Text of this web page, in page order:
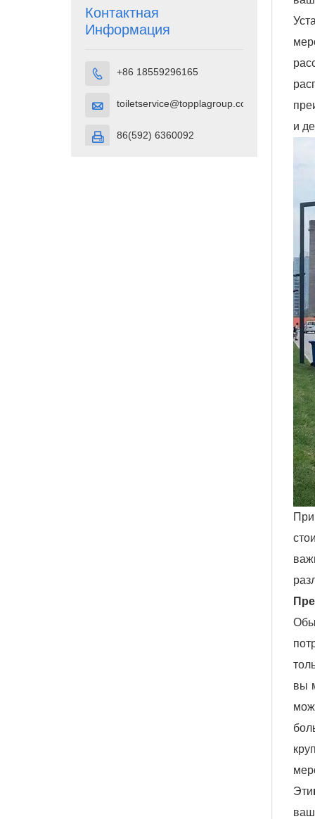
Контактная
Информация
 +86 18559296165
 toiletservice@topplagroup.com
 86(592) 6360092
и
вы
Эти